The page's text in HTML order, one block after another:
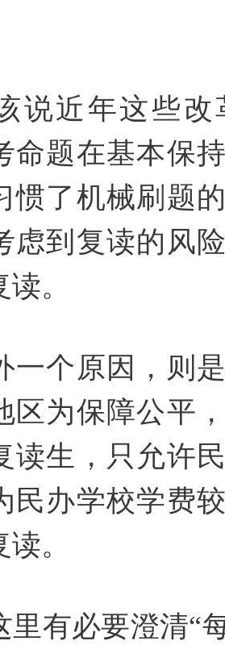
近年这些改
命题在基本保
惯了机械刷题
虑到复读的风
。
个原因，则
区为保障公平
读生，只允许
民办学校学费
。
必要澄清“